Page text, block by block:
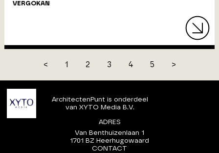
VERGOKAN
< 1 2 3 4 5 >
ArchitectenPunt is onderdeel
van XYTO Media B.V.
ADRES
Van Benthuizenlaan 1
1701 BZ Heerhugowaard
CONTACT